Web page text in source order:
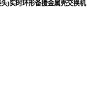
)实时环形备援金属壳交换机